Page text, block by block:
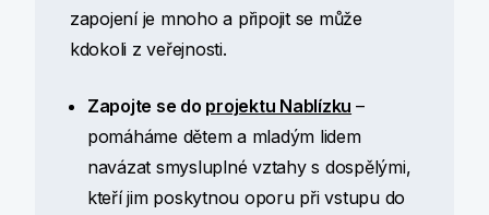
zapojení je mnoho a připojit se může
kdokoli z veřejnosti.
Zapojte se do projektu Nablízku –
pomáháme dětem a mladým lidem
navázat smysluplné vztahy s dospělými,
kteří jim poskytnou oporu při vstupu do